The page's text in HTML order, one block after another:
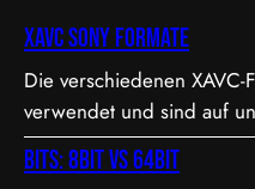
XAVC Sony Formate
Die verschiedenen
verwendet und sind auf
Bezug auf Qualität,
Hier sind die Details zu
Bits: 8bit vs 64bit